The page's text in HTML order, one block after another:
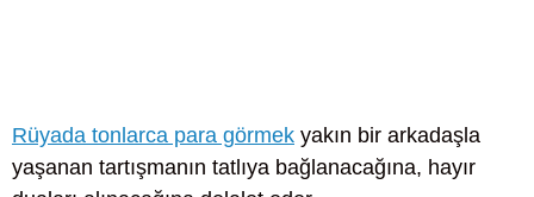
Rüyada tonlarca para görmek yakın bir arkadaşla
yaşanan tartışmanın tatlıya bağlanacağına, hayır